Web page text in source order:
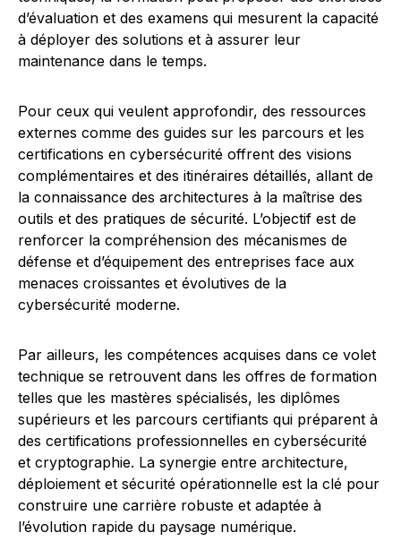
d’évaluation et des examens qui mesurent la capacité
à déployer des solutions et à assurer leur
maintenance dans le temps.
Pour ceux qui veulent approfondir, des ressources
externes comme des guides sur les parcours et les
certifications en cybersécurité offrent des visions
complémentaires et des itinéraires détaillés, allant de
la connaissance des architectures à la maîtrise des
outils et des pratiques de sécurité. L’objectif est de
renforcer la compréhension des mécanismes de
défense et d’équipement des entreprises face aux
menaces croissantes et évolutives de la
cybersécurité moderne.
Par ailleurs, les compétences acquises dans ce volet
technique se retrouvent dans les offres de formation
telles que les mastères spécialisés, les diplômes
supérieurs et les parcours certifiants qui préparent à
des certifications professionnelles en cybersécurité
et cryptographie. La synergie entre architecture,
déploiement et sécurité opérationnelle est la clé pour
construire une carrière robuste et adaptée à
l’évolution rapide du paysage numérique.